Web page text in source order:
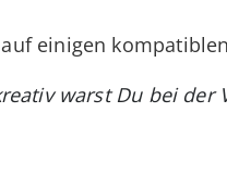
einigen
warst Du bei der